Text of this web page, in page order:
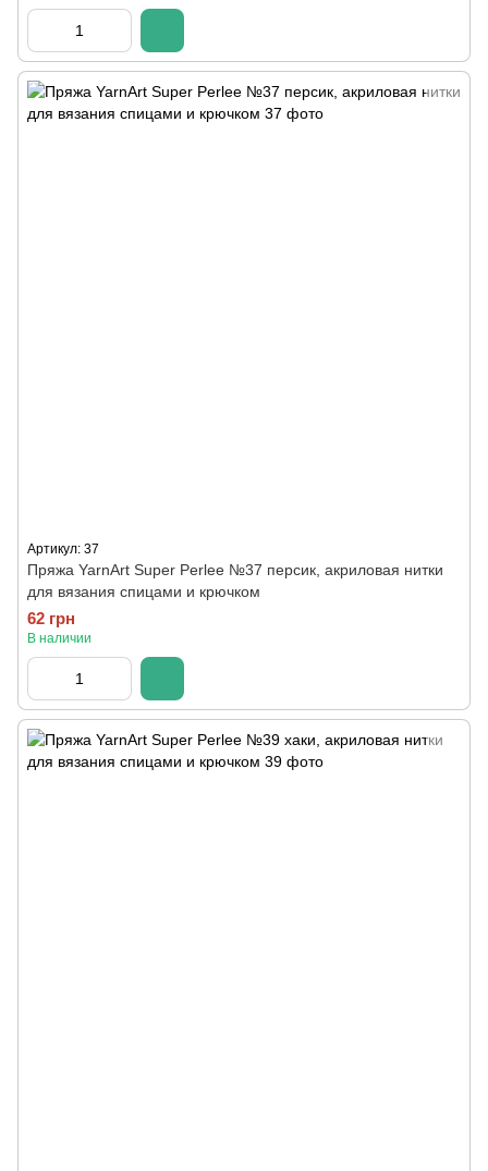
Артикул: 37
Пряжа YarnArt Super Perlee №37 персик, акриловая нитки
для вязания спицами и крючком
62 грн
В наличии